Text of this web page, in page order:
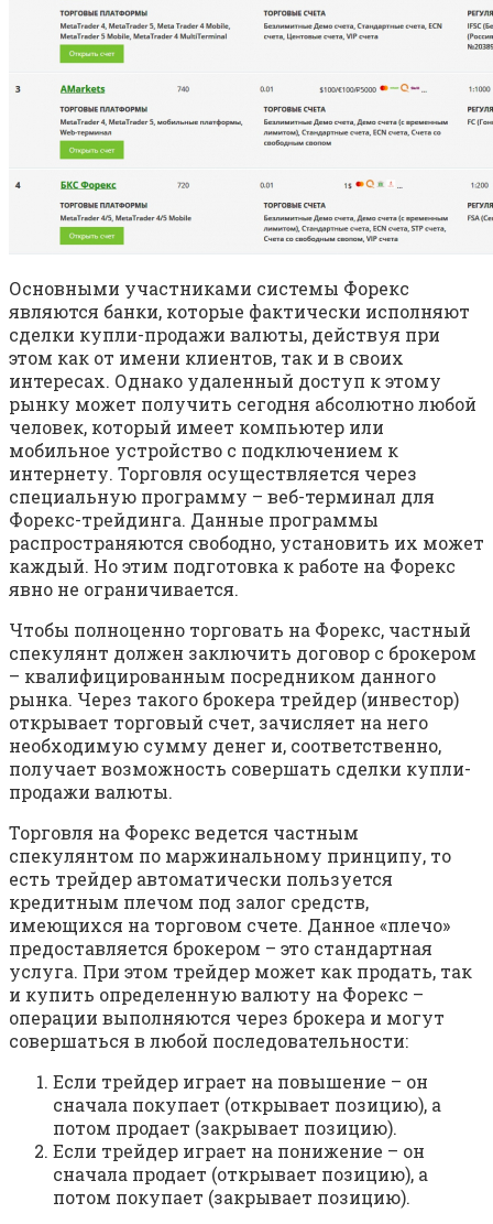
Основными участниками системы Форекс
являются банки, которые фактически исполняют
сделки купли-продажи валюты, действуя при
этом как от имени клиентов, так и в своих
интересах. Однако удаленный доступ к этому
рынку может получить сегодня абсолютно любой
человек, который имеет компьютер или
мобильное устройство с подключением к
интернету. Торговля осуществляется через
специальную программу – веб-терминал для
Форекс-трейдинга. Данные программы
распространяются свободно, установить их может
каждый. Но этим подготовка к работе на Форекс
явно не ограничивается.
Чтобы полноценно торговать на Форекс, частный
спекулянт должен заключить договор с брокером
– квалифицированным посредником данного
рынка. Через такого брокера трейдер (инвестор)
открывает торговый счет, зачисляет на него
необходимую сумму денег и, соответственно,
получает возможность совершать сделки купли-
продажи валюты.
Торговля на Форекс ведется частным
спекулянтом по маржинальному принципу, то
есть трейдер автоматически пользуется
кредитным плечом под залог средств,
имеющихся на торговом счете. Данное «плечо»
предоставляется брокером – это стандартная
услуга. При этом трейдер может как продать, так
и купить определенную валюту на Форекс –
операции выполняются через брокера и могут
совершаться в любой последовательности:
Если трейдер играет на повышение – он
сначала покупает (открывает позицию), а
потом продает (закрывает позицию).
Если трейдер играет на понижение – он
сначала продает (открывает позицию), а
потом покупает (закрывает позицию).